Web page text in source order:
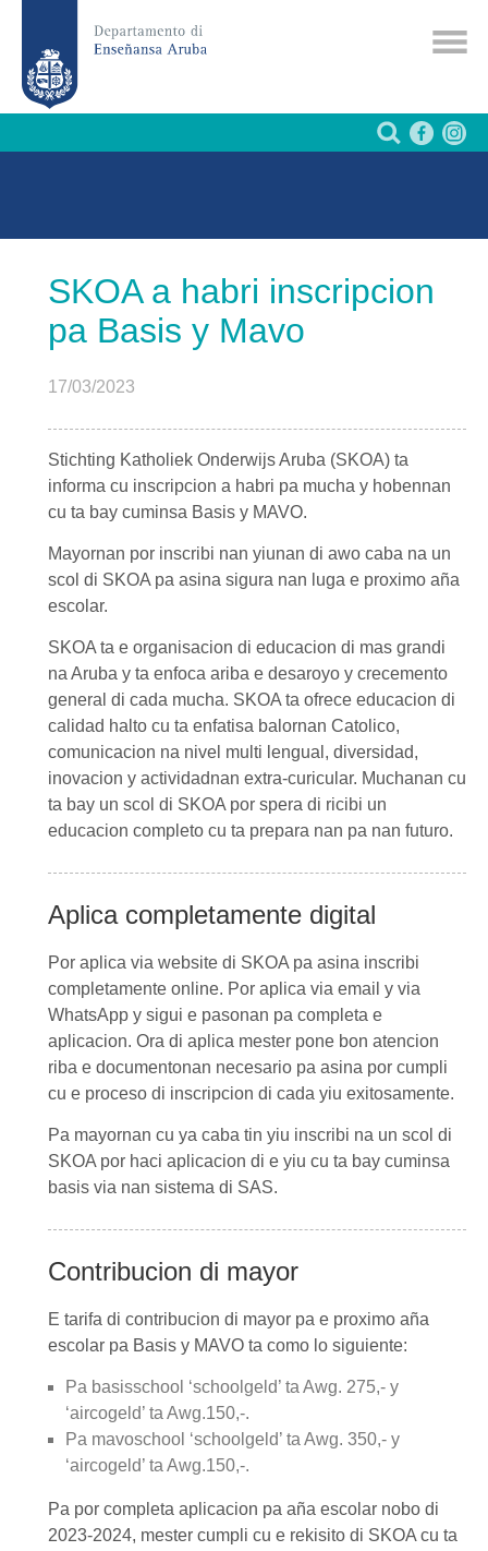
SKOA a habri inscripcion
pa Basis y Mavo
17/03/2023
Stichting Katholiek Onderwijs Aruba (SKOA) ta
informa cu inscripcion a habri pa mucha y hobennan
cu ta bay cuminsa Basis y MAVO.
Mayornan por inscribi nan yiunan di awo caba na un
scol di SKOA pa asina sigura nan luga e proximo aña
escolar.
SKOA ta e organisacion di educacion di mas grandi
na Aruba y ta enfoca ariba e desaroyo y crecemento
general di cada mucha. SKOA ta ofrece educacion di
calidad halto cu ta enfatisa balornan Catolico,
comunicacion na nivel multi lengual, diversidad,
inovacion y actividadnan extra-curicular. Muchanan cu
ta bay un scol di SKOA por spera di ricibi un
educacion completo cu ta prepara nan pa nan futuro.
Aplica completamente digital
Por aplica via website di SKOA pa asina inscribi
completamente online. Por aplica via email y via
WhatsApp y sigui e pasonan pa completa e
aplicacion. Ora di aplica mester pone bon atencion
riba e documentonan necesario pa asina por cumpli
cu e proceso di inscripcion di cada yiu exitosamente.
Pa mayornan cu ya caba tin yiu inscribi na un scol di
SKOA por haci aplicacion di e yiu cu ta bay cuminsa
basis via nan sistema di SAS.
Contribucion di mayor
E tarifa di contribucion di mayor pa e proximo aña
escolar pa Basis y MAVO ta como lo siguiente:
Pa basisschool ‘schoolgeld’ ta Awg. 275,- y
‘aircogeld’ ta Awg.150,-.
Pa mavoschool ‘schoolgeld’ ta Awg. 350,- y
‘aircogeld’ ta Awg.150,-.
Pa por completa aplicacion pa aña escolar nobo di
2023-2024, mester cumpli cu e rekisito di SKOA cu ta